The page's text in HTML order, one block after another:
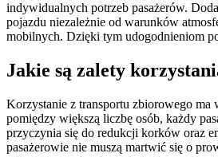
indywidualnych potrzeb pasażerów.
pojazdu niezależnie od warunków
mobilnych. Dzięki tym udogodnieniom
Jakie są zalety
Korzystanie z transportu zbiorowego ma
pomiędzy większą liczbę osób, każdy
przyczynia się do redukcji korków oraz
pasażerowie nie muszą martwić się o